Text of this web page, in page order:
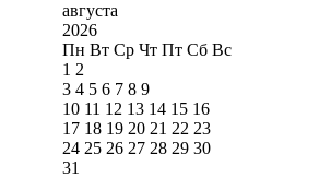
августа
2026
Пн Вт Ср Чт Пт Сб Вс
1 2
3 4 5 6 7 8 9
10 11 12 13 14 15 16
17 18 19 20 21 22 23
24 25 26 27 28 29 30
31